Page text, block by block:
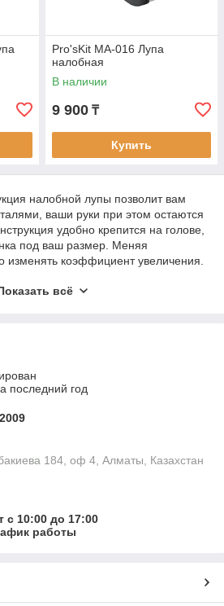
Pro'sKit MA-016 Лупа
налобная
В наличии
9 900 ₸
Купить
налобной лупы позволит вам
ваши руки при этом остаются
удобно крепится на голове,
под ваш размер. Меняя
изменять коэффициент увеличения.
всё
последний год
184, оф 4, Алматы, Казахстан
с 10:00 до 17:00
работы